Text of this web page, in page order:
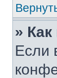
»
Если